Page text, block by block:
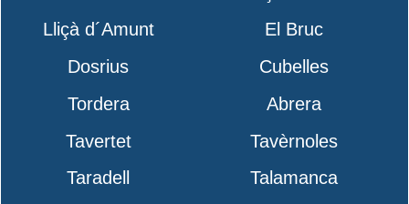
Lliçà d´Amunt
El Bruc
Dosrius
Cubelles
Tordera
Abrera
Tavertet
Tavèrnoles
Taradell
Talamanca